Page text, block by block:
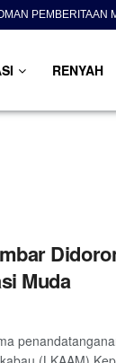
PEMBERITAAN
RENYAH
Muda